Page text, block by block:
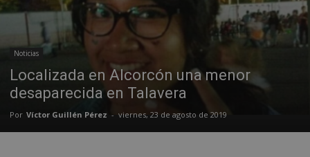
Noticias
Localizada en Alcorcón una menor
desaparecida en Talavera
Por Víctor Guillén Pérez - viernes, 23 de agosto de 2019